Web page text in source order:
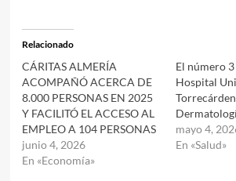
Relacionado
CÁRITAS ALMERÍA
ACOMPAÑÓ ACERCA DE
8.000 PERSONAS EN 2025
Y FACILITÓ EL ACCESO AL
EMPLEO A 104 PERSONAS
junio 4, 2026
En «Economía»
El número
Hospital
mayo 4,
En «Salud»